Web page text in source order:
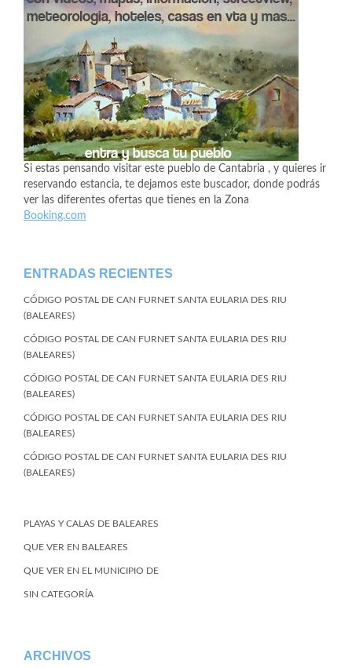
Si estas pensando visitar este pueblo de Cantabria , y quieres ir
reservando estancia, te dejamos este buscador, donde podrás
ver las diferentes ofertas que tienes en la Zona
Booking.com
ENTRADAS RECIENTES
CÓDIGO POSTAL DE CAN FURNET SANTA EULARIA DES RIU
(BALEARES)
CÓDIGO POSTAL DE CAN FURNET SANTA EULARIA DES RIU
(BALEARES)
CÓDIGO POSTAL DE CAN FURNET SANTA EULARIA DES RIU
(BALEARES)
CÓDIGO POSTAL DE CAN FURNET SANTA EULARIA DES RIU
(BALEARES)
CÓDIGO POSTAL DE CAN FURNET SANTA EULARIA DES RIU
(BALEARES)
PLAYAS Y CALAS DE BALEARES
QUE VER EN BALEARES
QUE VER EN EL MUNICIPIO DE
SIN CATEGORÍA
ARCHIVOS